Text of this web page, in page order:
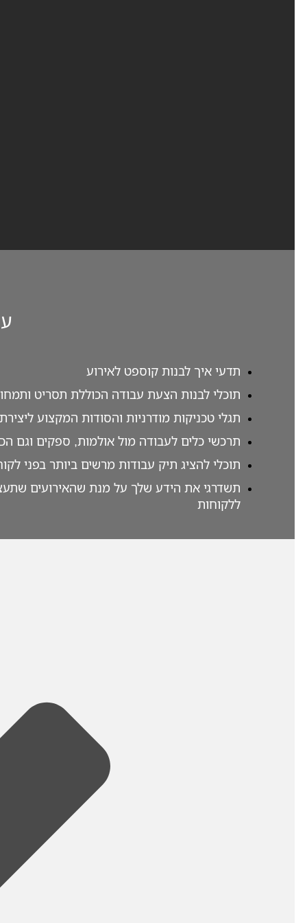
תדעי איך לבנות קוספט לאירוע
תוכלי לבנות הצעת עבודה הכוללת תסריט
תגלי טכניקות מודרניות והסודות המקצוע
תרכשי כלים לעבודה מול אולמות, ספקים וגם
תוכלי להציג תיק עבודות מרשים ביותר בפני
תשדרגי את הידע שלך על מנת שהאירועים שתעצבי
ללקוחות